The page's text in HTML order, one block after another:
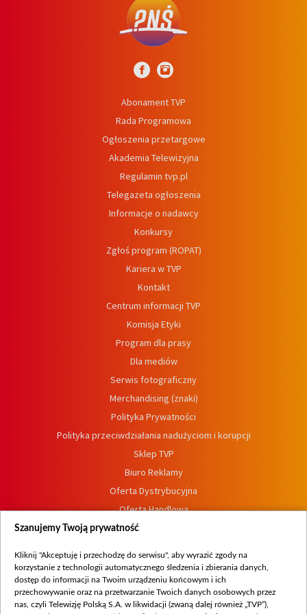
Abonament TVP
Rada Programowa
Ogłoszenia przetargowe
Akademia Telewizyjna
Regulamin tvp.pl
Telegazeta ogłoszenia
Informacje o nadawcy
Konkursy
Zgłoś program (ROPAT)
Kariera w TVP
Kontakt
Centrum informacji TVP
Komisja Etyki
Program dla prasy
Dla mediów
Serwis fotograficzny
Merchandising (znaki)
Polityka Prywatności
Polityka przeciwdziałania nadużyciom i korupcji
Sklep TVP
Biuro Reklamy
Oferta Dystrybucyjna
Oferta Handlowa
Dostępność
Procedura zgłoszeń wewnętrznych
Szanujemy Twoją prywatność
Kliknij "Akceptuję i przechodzę do serwisu", aby wyrazić zgody na
korzystanie z technologii automatycznego śledzenia i zbierania danych,
dostęp do informacji na Twoim urządzeniu końcowym i ich
przechowywanie oraz na przetwarzanie Twoich danych osobowych przez
nas, czyli Telewizję Polską S.A. w likwidacji (zwaną dalej również „TVP”),